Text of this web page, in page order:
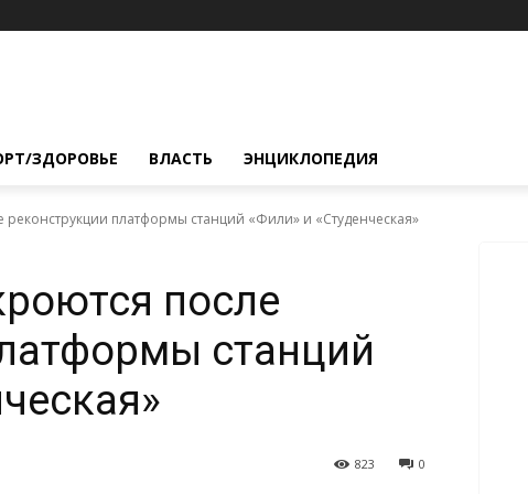
ЗДОРОВЬЕ ВЛАСТЬ ЭНЦИКЛОПЕДИЯ
платформы станций «Фили» и «Студенческая»
после
станций
0
823